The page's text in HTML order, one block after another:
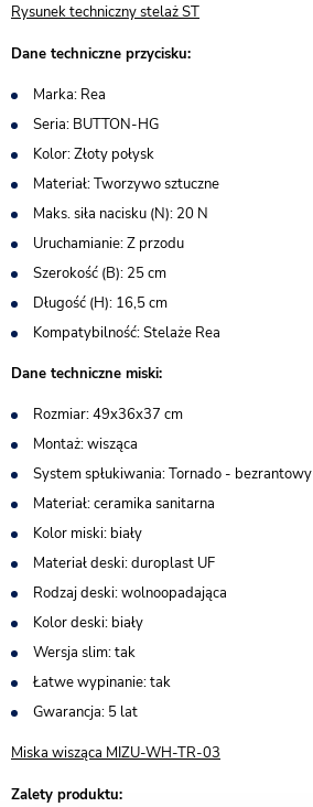
Rysunek techniczny stelaż ST
Dane techniczne przycisku:
Marka: Rea
Seria: BUTTON-HG
Kolor: Złoty połysk
Materiał: Tworzywo sztuczne
Maks. siła nacisku (N): 20 N
Uruchamianie: Z przodu
Szerokość (B): 25 cm
Długość (H): 16,5 cm
Kompatybilność: Stelaże Rea
Dane techniczne miski:
Rozmiar: 49x36x37 cm
Montaż: wisząca
System spłukiwania: Tornado - bezrantowy
Materiał: ceramika sanitarna
Kolor miski: biały
Materiał deski: duroplast UF
Rodzaj deski: wolnoopadająca
Kolor deski: biały
Wersja slim: tak
Łatwe wypinanie: tak
Gwarancja: 5 lat
Miska wisząca MIZU-WH-TR-03
Zalety produktu: